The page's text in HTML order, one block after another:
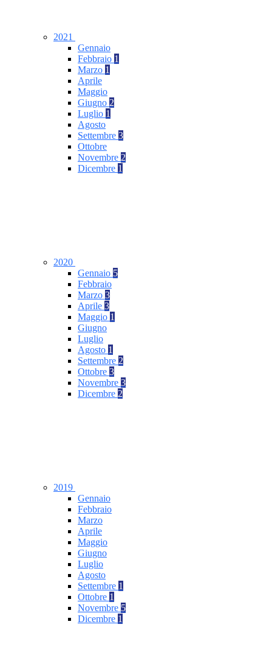
2021
Gennaio
Febbraio 1
Marzo 1
Aprile
Maggio
Giugno 2
Luglio 1
Agosto
Settembre 3
Ottobre
Novembre 2
Dicembre 1
2020
Gennaio 5
Febbraio
Marzo 3
Aprile 3
Maggio 1
Giugno
Luglio
Agosto 1
Settembre 2
Ottobre 3
Novembre 3
Dicembre 2
2019
Gennaio
Febbraio
Marzo
Aprile
Maggio
Giugno
Luglio
Agosto
Settembre 1
Ottobre 1
Novembre 5
Dicembre 1